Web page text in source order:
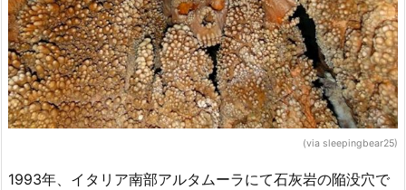
(via sleepingbear25)
1993年、イタリア南部アルタムーラにて石灰岩の陥没穴で